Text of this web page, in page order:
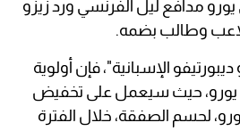
يورو مدافع ليل الفرنسي ورد زيزو
وطالب بضمه.
الإسبانية"، فإن أولوية
يورو، حيث سيعمل على تخفيض
60 مليون يورو، لحسم الصفقة، خلال الفترة